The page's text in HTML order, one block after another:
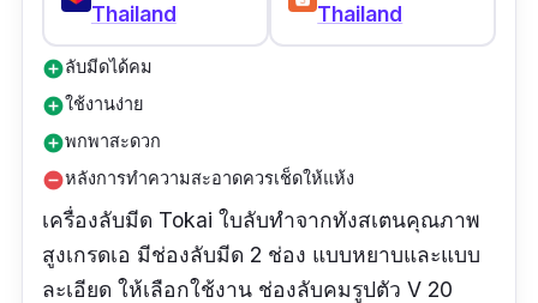
Thailand
Thailand
add_circleลับมีดได้คม
add_circleใช้งานง่าย
add_circleพกพาสะดวก
remove_circleหลังการทำความสะอาดควรเช็ดให้แห้ง
เครื่องลับมีด Tokai ใบลับทำจากทังสเตนคุณภาพ
สูงเกรดเอ มีช่องลับมีด 2 ช่อง แบบหยาบและแบบ
ละเอียด ให้เลือกใช้งาน ช่องลับคมรูปตัว V 20